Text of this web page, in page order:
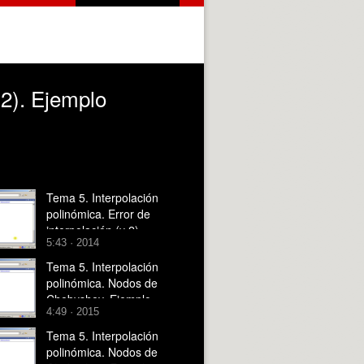
Ejemplo
Tema 5. Interpolación
polinómica. Error de
interpolación (y 2).
Ejemplo Función de
Runge con nodos
equiespaciados.
5:43 · 2014
Tema 5. Interpolación
polinómica. Nodos de
Chebyshev. Ejemplo
Función de Runge con
nodos de Chebyshev.
4:49 · 2015
Tema 5. Interpolación
polinómica. Nodos de